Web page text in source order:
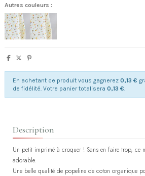
Autres couleurs :
En achetant ce produit vous gagnerez 0,13 €
de fidélité. Votre panier totalisera 0,13 €
Description
Un petit imprimé à croquer ! Sans en faire trop, ce
adorable.
Une belle qualité de popeline de coton organique